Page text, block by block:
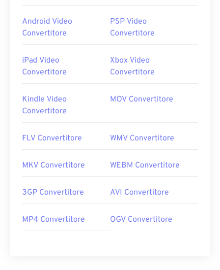
Android Video
Convertitore
PSP Video
Convertitore
iPad Video
Convertitore
Xbox Video
Convertitore
Kindle Video
Convertitore
MOV Convertitore
FLV Convertitore WMV Convertitore
MKV Convertitore WEBM Convertitore
3GP Convertitore AVI Convertitore
MP4 Convertitore OGV Convertitore